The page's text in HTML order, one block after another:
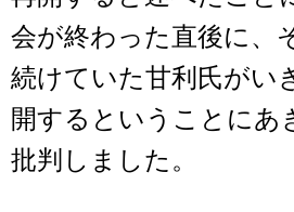
会が終わった直後に、
続けていた甘利氏がい
開するということにあ
批判しました。